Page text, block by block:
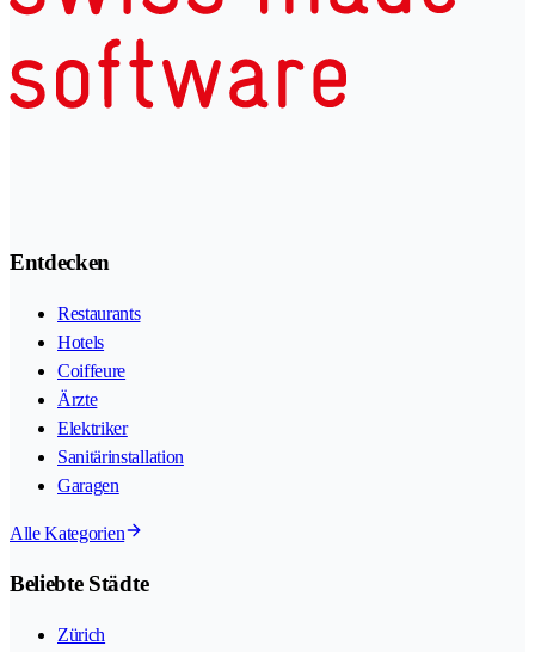
Entdecken
Restaurants
Hotels
Coiffeure
Ärzte
Elektriker
Sanitärinstallation
Garagen
Alle Kategorien
Beliebte Städte
Zürich